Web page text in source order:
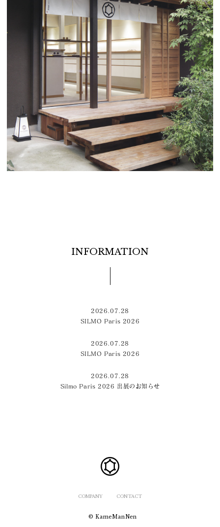
INFORMATION
2026.07.28
SILMO Paris 2026
2026.07.28
SILMO Paris 2026
2026.07.28
Silmo Paris 2026 出展のお知らせ
COMPANY CONTACT
© KameManNen